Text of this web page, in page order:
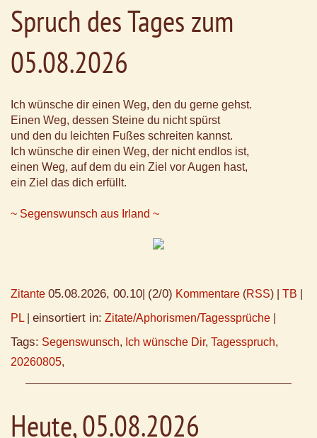
Spruch des Tages zum
05.08.2026
Ich wünsche dir einen Weg, den du gerne gehst.
Einen Weg, dessen Steine du nicht spürst
und den du leichten Fußes schreiten kannst.
Ich wünsche dir einen Weg, der nicht endlos ist,
einen Weg, auf dem du ein Ziel vor Augen hast,
ein Ziel das dich erfüllt.
~ Segenswunsch aus Irland ~
Zitante 05.08.2026, 00.10 (2/0) Kommentare (RSS) | TB
PL
einsortiert in: Zitate/Aphorismen/Tagessprüche
Tags: Segenswunsch, Ich wünsche Dir, Tagesspruch,
20260805,
Heute, 05.08.2026